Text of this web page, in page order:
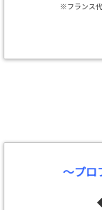
※フランス
～プロ